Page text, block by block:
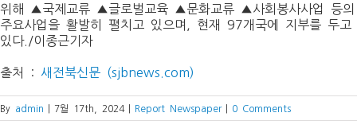
위해 ▲국제교류 ▲글로벌교육 ▲문화교류 ▲사회봉사사업 등의
주요사업을 활발히 펼치고 있으며, 현재 97개국에 지부를 두고
있다./이종근기자
출처 : 새전북신문 (sjbnews.com)
By admin 7월 17th, 2024 Report Newspaper 0 Comments